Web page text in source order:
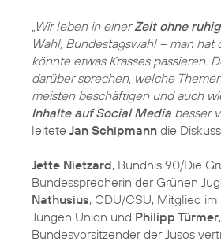
„Wir leben in einerZeit ohne
Wahl, Bundestagswahl – man hat
könnte etwas Krasses passieren.
darüber sprechen, welche
meisten beschäftigen und auch
Inhalte auf Social Media besser
leitete Jan Schipmann die
Jette Nietzard, Bündnis 90/Die
Bundessprecherin der Grünen
Nathusius, CDU/CSU, Mitglied
Jungen Union und Philipp Türmer
Bundesvorsitzender der Jusos